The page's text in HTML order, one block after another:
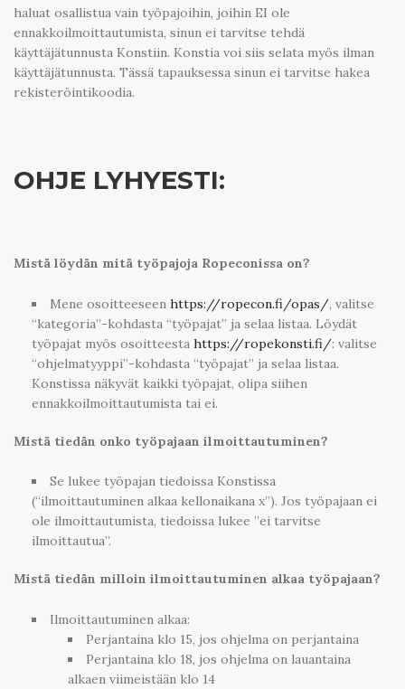
haluat osallistua vain työpajoihin, joihin EI ole
ennakkoilmoittautumista, sinun ei tarvitse tehdä
käyttäjätunnusta Konstiin. Konstia voi siis selata myös ilman
käyttäjätunnusta. Tässä tapauksessa sinun ei tarvitse hakea
rekisteröintikoodia.
OHJE LYHYESTI:
Mistä löydän mitä työpajoja Ropeconissa on?
Mene osoitteeseen https://ropecon.fi/opas/, valitse
“kategoria”-kohdasta “työpajat” ja selaa listaa. Löydät
työpajat myös osoitteesta https://ropekonsti.fi/: valitse
“ohjelmatyyppi”-kohdasta “työpajat” ja selaa listaa.
Konstissa näkyvät kaikki työpajat, olipa siihen
ennakkoilmoittautumista tai ei.
Mistä tiedän onko työpajaan ilmoittautuminen?
Se lukee työpajan tiedoissa Konstissa
(“ilmoittautuminen alkaa kellonaikana x”). Jos työpajaan ei
ole ilmoittautumista, tiedoissa lukee ”ei tarvitse
ilmoittautua”.
Mistä tiedän milloin ilmoittautuminen alkaa työpajaan?
Ilmoittautuminen alkaa:
Perjantaina klo 15, jos ohjelma on perjantaina
Perjantaina klo 18, jos ohjelma on lauantaina
alkaen viimeistään klo 14